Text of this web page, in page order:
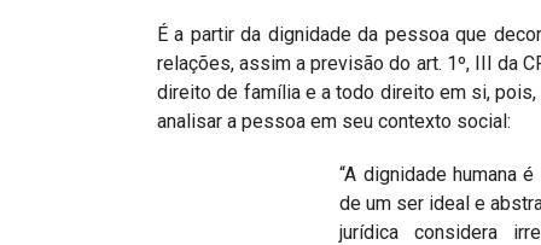
É a partir da dignidade da pessoa que
relações, assim a previsão do art. 1º, III da
direito de família e a todo direito em si,
analisar a pessoa em seu contexto social:
“A dignidade humana
de um ser ideal e
jurídica considera